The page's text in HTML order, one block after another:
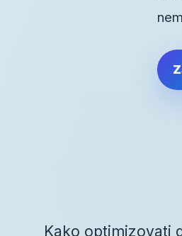
Kako optimizovati